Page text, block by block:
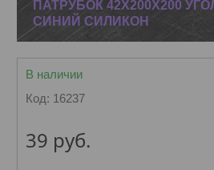
ПАТРУБОК 42Х200Х200
СИНИЙ СИЛИКОН
В наличии
Код: 16237
39 руб.